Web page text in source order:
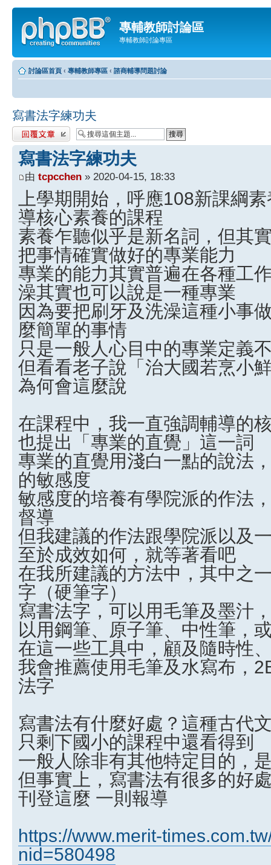
專輔教師討論區
專輔教師討論專區
討論區首頁 ‹ 專輔教師專區 ‹ 諮商輔導問題討論
寫書法字練功夫
發表回覆
寫書法字練功夫
由 tcpcchen » 2020-04-15, 18:33
上學期開始，呼應108新課綱
導核心素養的課程
素養乍聽似乎是新名詞，但其
把事情確實做好的專業能力
專業的能力其實普遍在各種工
澡其實也可以說是一種專業
因為要把刷牙及洗澡這種小事
麼簡單的事情
只是一般人心目中的專業定義
但看看老子說「治大國若烹小
為何會這麼說
在課程中，我一直強調輔導的
也提出「專業的直覺」這一詞
專業的直覺用淺白一點的說法
的敏感度
敏感度的培養有學院派的作法
督導
但我建議的作法跟學院派以及
至於成效如何，就等著看吧
在我所建議的方法中，其中之
字（硬筆字）
寫書法字，可以用毛筆及墨汁
以用鋼筆、原子筆、中性筆，
在這一些工具中，顧及隨時性
我會推薦使用毛筆及水寫布，
法字
寫書法有什麼好處？這種古代
只剩下國小的課程中還看得到
一般人除非有其他特定目的，
但事實上，寫書法有很多的好
刊登這麼 一則報導
https://www.merit-
nid=580498